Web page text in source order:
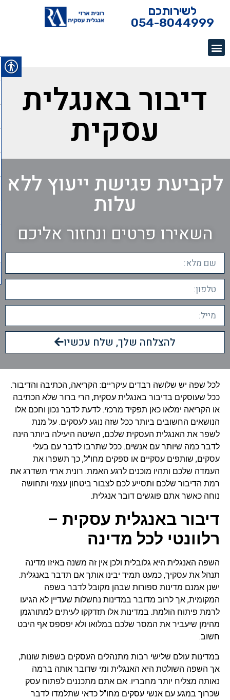
לשירותכם
054-8044999
דיבור באנגלית
עסקית
לקביעת פגישת ייעוץ ללא
עלות
השאירו פרטים ונחזור אליכם
להצלחה שלך, שלח עכשיו
לכל שפה יש שלושה רבדים עיקריים: הקריאה, הכתיבה והדיבור.
ככל שעוסקים בדיבור באנגלית עסקית, הרי ברור שלא הכתיבה
או הקריאה ימלאו כאן תפקיד מרכזי. לדעת לדבר נכון וחכם אלו
הנושאים החשובים ביותר ככל שזה נוגע לעסקים. על מנת
לשפר את האנגלית העסקית שלכם, השיטה היעילה ביותר הינה
לדבר כמה שיותר עם אנשים. ככל שתרבו לדבר עם בעלי
עסקים, שותפים עסקיים או ספקים מחו"ל, כך תשפרו את
העמדה שלכם ותהיו מוכנים לרגע האמת. רונית ארזי תשדרג את
רמת הדיבור שלכם ותסייע לכם לצבור ביטחון עצמי ותחושה
נוחה כאשר אתם פוגשים דובר אנגלית.
דיבור באנגלית עסקית –
רלוונטי לכל מדינה
השפה האנגלית היא גלובלית ולכן אין זה משנה באיזו מדינה
תנהל את עסקיך, כמעט תמיד יבינו אותך אם תדבר באנגלית.
ישנן אמנם מדינות ספורות שבהן מקובל לדבר בשפה
המקומית, אך לרוב מדובר במדינות נחשלות שעדיין לא הגיעו
לרמת פיתוח הולמת. במדינות אלו תזדקקו לעיתים למתורגמן
מהימן שיעביר את המסר שלכם במלואו ולא יפספס אף היבט
חשוב.
במדינות עולם שלישי רבות מתנהלים העסקים בשפות שונות,
אך השפה השולטת היא האנגלית ומי שדובר אותה ברמה
נאותה מצליח יותר מחבריו. אם אתם מתכננים לפתוח עסק
שכרוך במגע עם אנשי עסקים מחו"ל כדאי שתלמדו לדבר